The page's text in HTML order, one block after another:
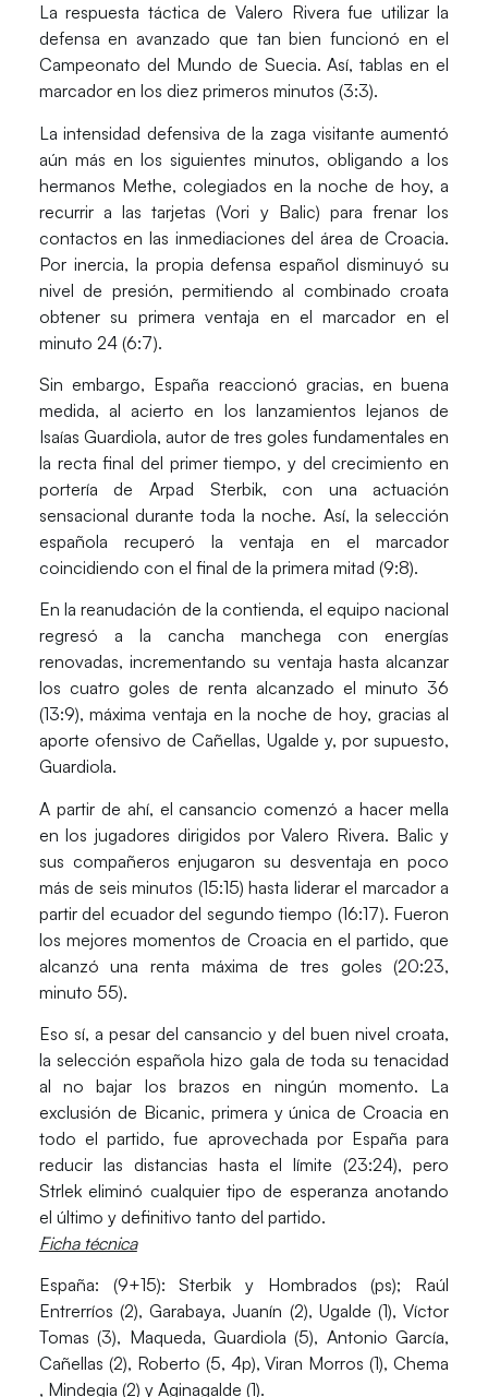
La respuesta táctica de Valero Rivera fue utilizar la
defensa en avanzado que tan bien funcionó en el
Campeonato del Mundo de Suecia. Así, tablas en el
marcador en los diez primeros minutos (3:3).
La intensidad defensiva de la zaga visitante aumentó
aún más en los siguientes minutos, obligando a los
hermanos Methe, colegiados en la noche de hoy, a
recurrir a las tarjetas (Vori y Balic) para frenar los
contactos en las inmediaciones del área de Croacia.
Por inercia, la propia defensa español disminuyó su
nivel de presión, permitiendo al combinado croata
obtener su primera ventaja en el marcador en el
minuto 24 (6:7).
Sin embargo, España reaccionó gracias, en buena
medida, al acierto en los lanzamientos lejanos de
Isaías Guardiola, autor de tres goles fundamentales en
la recta final del primer tiempo, y del crecimiento en
portería de Arpad Sterbik, con una actuación
sensacional durante toda la noche. Así, la selección
española recuperó la ventaja en el marcador
coincidiendo con el final de la primera mitad (9:8).
En la reanudación de la contienda, el equipo nacional
regresó a la cancha manchega con energías
renovadas, incrementando su ventaja hasta alcanzar
los cuatro goles de renta alcanzado el minuto 36
(13:9), máxima ventaja en la noche de hoy, gracias al
aporte ofensivo de Cañellas, Ugalde y, por supuesto,
Guardiola.
A partir de ahí, el cansancio comenzó a hacer mella
en los jugadores dirigidos por Valero Rivera. Balic y
sus compañeros enjugaron su desventaja en poco
más de seis minutos (15:15) hasta liderar el marcador a
partir del ecuador del segundo tiempo (16:17). Fueron
los mejores momentos de Croacia en el partido, que
alcanzó una renta máxima de tres goles (20:23,
minuto 55).
Eso sí, a pesar del cansancio y del buen nivel croata,
la selección española hizo gala de toda su tenacidad
al no bajar los brazos en ningún momento. La
exclusión de Bicanic, primera y única de Croacia en
todo el partido, fue aprovechada por España para
reducir las distancias hasta el límite (23:24), pero
Strlek eliminó cualquier tipo de esperanza anotando
el último y definitivo tanto del partido.
Ficha técnica
España: (9+15): Sterbik y Hombrados (ps); Raúl
Entrerríos (2), Garabaya, Juanín (2), Ugalde (1), Víctor
Tomas (3), Maqueda, Guardiola (5), Antonio García,
Cañellas (2), Roberto (5, 4p), Viran Morros (1), Chema
, Mindegia (2) y Aginagalde (1).